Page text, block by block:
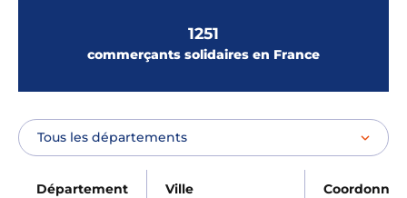
1251
commerçants solidaires en France
Département Ville